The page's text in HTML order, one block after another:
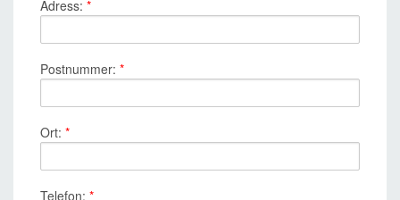
Adress: *
Postnummer: *
Ort: *
Telefon: *